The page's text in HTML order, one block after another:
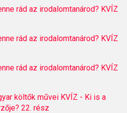
rád az irodalomtanárod? KVÍZ
rád az irodalomtanárod? KVÍZ
rád az irodalomtanárod? KVÍZ
költők művei KVÍZ - Ki is a
22. rész